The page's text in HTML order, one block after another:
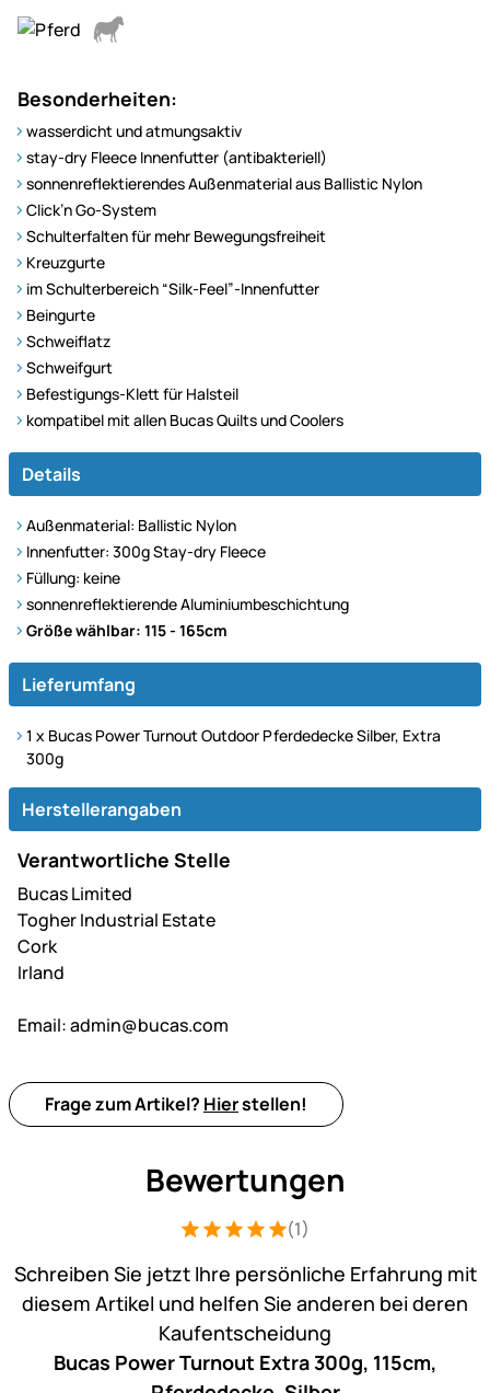
Besonderheiten:
wasserdicht und atmungsaktiv
stay-dry Fleece Innenfutter (antibakteriell)
sonnenreflektierendes Außenmaterial aus Ballistic Nylon
Click’n Go-System
Schulterfalten für mehr Bewegungsfreiheit
Kreuzgurte
im Schulterbereich “Silk-Feel”-Innenfutter
Beingurte
Schweiflatz
Schweifgurt
Befestigungs-Klett für Halsteil
kompatibel mit allen Bucas Quilts und Coolers
Details
Außenmaterial: Ballistic Nylon
Innenfutter: 300g Stay-dry Fleece
Füllung: keine
sonnenreflektierende Aluminiumbeschichtung
Größe wählbar: 115 - 165cm
Lieferumfang
1 x Bucas Power Turnout Outdoor Pferdedecke Silber, Extra
300g
Herstellerangaben
Verantwortliche Stelle
Bucas Limited
Togher Industrial Estate
Cork
Irland
Email:admin@bucas.com
Frage zum Artikel? Hierstellen!
Bewertungen
Bewertung: 5 von 5 (1 Bewertungen)
1 Bewertung(1)
Schreiben Sie jetzt Ihre persönliche Erfahrung mit
diesem Artikel und helfen Sie anderen bei deren
Kaufentscheidung
Bucas Power Turnout Extra 300g, 115cm,